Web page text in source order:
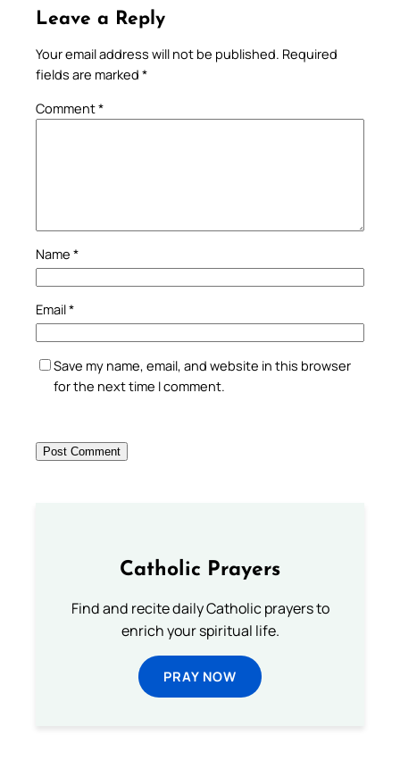
Leave a Reply
Your email address will not be published. Required
fields are marked *
Comment*
Name *
Email*
Save my name, email, and website in this browser
for the next time I comment.
Catholic Prayers
Find and recite daily Catholic prayers to
enrich your spiritual life.
PRAY NOW